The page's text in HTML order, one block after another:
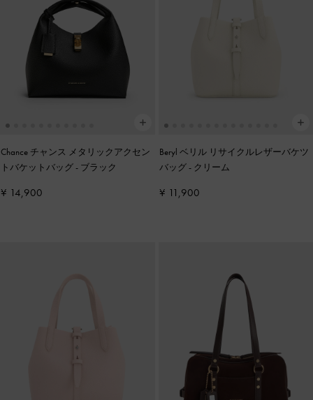
Chance チャンス メタリックアクセン
トバケットバッグ- ブラック
¥ 14,900
Beryl ベリル リサイクルレザーバケツ
バッグ- クリーム
¥ 11,900